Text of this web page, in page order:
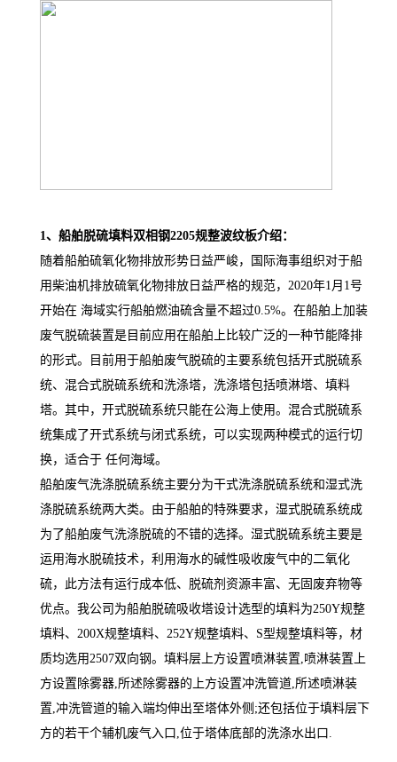
1、船舶脱硫填料双相钢2205规整波纹板介绍：
随着船舶硫氧化物排放形势日益严峻，国际海事组织对于船
用柴油机排放硫氧化物排放日益严格的规范，2020年1月1号
开始在 海域实行船舶燃油硫含量不超过0.5%。在船舶上加装
废气脱硫装置是目前应用在船舶上比较广泛的一种节能降排
的形式。目前用于船舶废气脱硫的主要系统包括开式脱硫系
统、混合式脱硫系统和洗涤塔，洗涤塔包括喷淋塔、填料
塔。其中，开式脱硫系统只能在公海上使用。混合式脱硫系
统集成了开式系统与闭式系统，可以实现两种模式的运行切
换，适合于 任何海域。
船舶废气洗涤脱硫系统主要分为干式洗涤脱硫系统和湿式洗
涤脱硫系统两大类。由于船舶的特殊要求，湿式脱硫系统成
为了船舶废气洗涤脱硫的不错的选择。湿式脱硫系统主要是
运用海水脱硫技术，利用海水的碱性吸收废气中的二氧化
硫，此方法有运行成本低、脱硫剂资源丰富、无固废弃物等
优点。我公司为船舶脱硫吸收塔设计选型的填料为250Y规整
填料、200X规整填料、252Y规整填料、S型规整填料等，材
质均选用2507双向钢。填料层上方设置喷淋装置,喷淋装置上
方设置除雾器,所述除雾器的上方设置冲洗管道,所述喷淋装
置,冲洗管道的输入端均伸出至塔体外侧;还包括位于填料层下
方的若干个辅机废气入口,位于塔体底部的洗涤水出口.